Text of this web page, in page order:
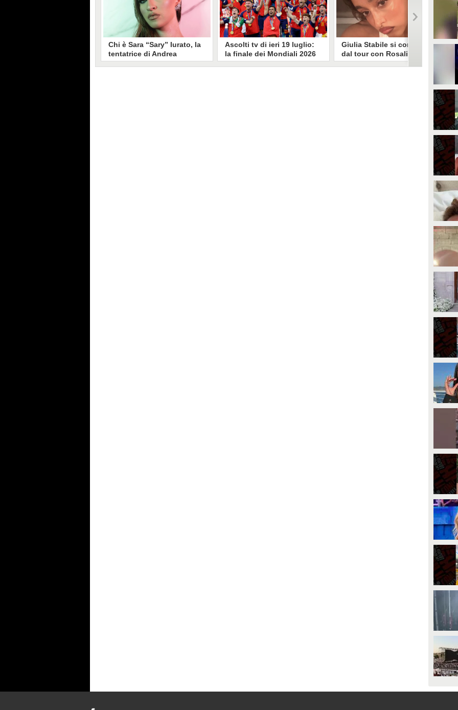
Chi è Sara “Sary” Iurato, la
tentatrice di Andrea
Petraroli a Temptation
Ascolti tv di ieri 19 luglio:
la finale dei Mondiali 2026
Spagna-Argentina
Giulia Stabile si confessa
dal tour con Rosalia: "Non
sono stata bene, costretta
ballo di Rosalia, Giulia Stabile si è
lasciata andare a una confessione